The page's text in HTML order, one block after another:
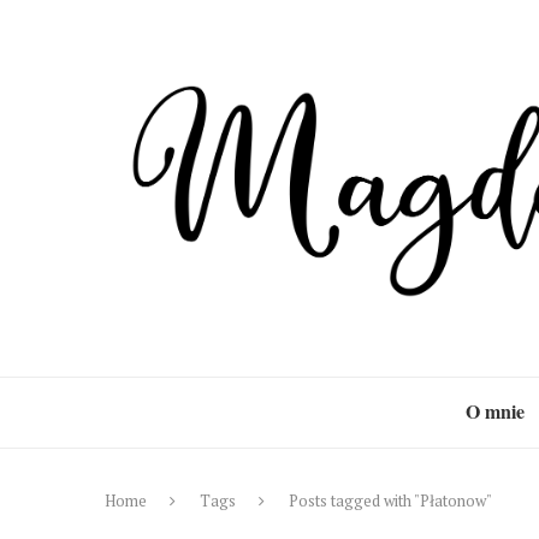
O mnie
Home Tags Posts tagged with "Płatonow"